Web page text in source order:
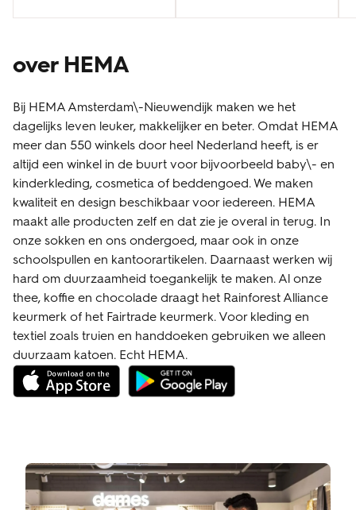
over HEMA
Bij HEMA Amsterdam\-Nieuwendijk maken we het
dagelijks leven leuker, makkelijker en beter. Omdat HEMA
meer dan 550 winkels door heel Nederland heeft, is er
altijd een winkel in de buurt voor bijvoorbeeld baby\- en
kinderkleding, cosmetica of beddengoed. We maken
kwaliteit en design beschikbaar voor iedereen. HEMA
maakt alle producten zelf en dat zie je overal in terug. In
onze sokken en ons ondergoed, maar ook in onze
schoolspullen en kantoorartikelen. Daarnaast werken wij
hard om duurzaamheid toegankelijk te maken. Al onze
thee, koffie en chocolade draagt het Rainforest Alliance
keurmerk of het Fairtrade keurmerk. Voor kleding en
textiel zoals truien en handdoeken gebruiken we alleen
duurzaam katoen. Echt HEMA.